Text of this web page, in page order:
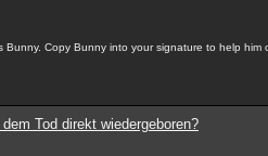
Bunny. Copy Bunny into your signature to help him
dem Tod direkt wiedergeboren?